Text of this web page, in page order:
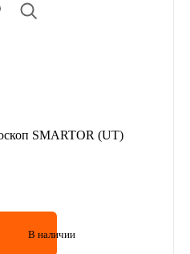
SMARTOR (UT)
В наличии